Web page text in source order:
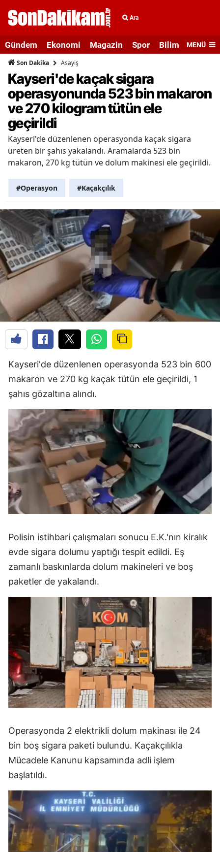
Ara
Gündem Ekonomi Magazin Spor Bilim veMENÜ
Son Dakika Asayiş
Kayseri'de kaçak sigara
operasyonunda 523 bin makaron
ve 270 kilogram tütün ele
geçirildi
Kayseri'de düzenlenen operasyonda kaçak sigara
üreten bir şahıs yakalandı. Aramalarda 523 bin
makaron, 270 kg tütün ve dolum makinesi ele geçirildi.
#Operasyon #Kaçakçılık
Kayseri'de düzenlenen operasyonda 523 bin 600
makaron ve 270 kg kaçak tütün ele geçirildi, 1
şahıs gözaltına alındı.
Polisin istihbari çalışmaları sonucu E.K.'nın kiralık
evde sigara dolumu yaptığı tespit edildi. Eş
zamanlı baskınlarda dolum makineleri ve boş
paketler de yakalandı.
Operasyonda 2 elektrikli dolum makinası ile 24
bin boş sigara paketi bulundu. Kaçakçılıkla
Mücadele Kanunu kapsamında adli işlem
başlatıldı.